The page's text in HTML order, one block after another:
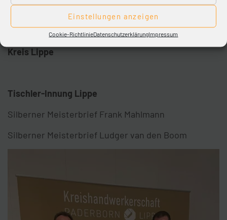
Einstellungen anzeigen
Cookie-RichtlinieDatenschutzerklärungImpressum
Kreis Lippe
Tischler-Innung Lippe
Silberner Meisterbrief Frank Mahlmann
Silberner Meisterbrief Ludger van den Boom